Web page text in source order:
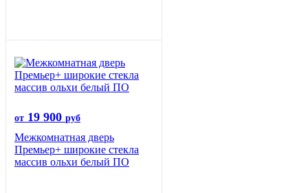
от 19 900 руб
Межкомнатная дверь
Премьер+ широкие стекла
массив ольхи белый ПО